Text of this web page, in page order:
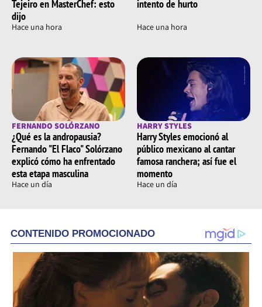
Tejeiro en MasterChef: esto
dijo
Hace una hora
intento de hurto
Hace una hora
FERNANDO SOLÓRZANO
¿Qué es la andropausia?
Fernando "El Flaco" Solórzano
explicó cómo ha enfrentado
esta etapa masculina
Hace un día
HARRY STYLES
Harry Styles emocionó al
público mexicano al cantar
famosa ranchera; así fue el
momento
Hace un día